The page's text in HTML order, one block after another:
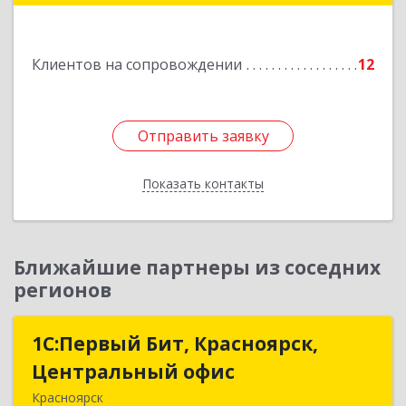
Клиентов на сопровождении 12
Отправить заявку
Показать контакты
Отправить заявку
Назад
Ближайшие партнеры из соседних
регионов
1С:Первый Бит, Красноярск,
Центральный офис
Красноярск
1С:Первый Бит, Красноярск,
Центральный офис